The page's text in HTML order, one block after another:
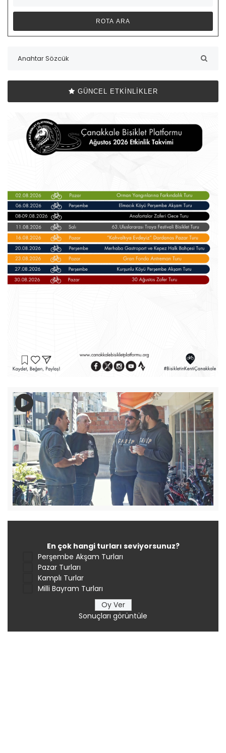
GÜNCEL ETKINLIKLER
En çok hangi turları seviyorsunuz?
Perşembe Akşam Turları
Pazar Turları
Kamplı Turlar
Milli Bayram Turları
Sonuçları görüntüle